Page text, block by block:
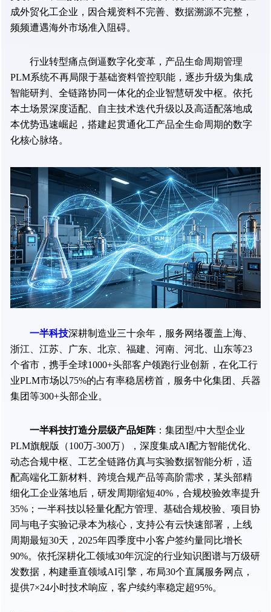
成外贸化工企业，因合规资料不完善、数据溯源不完整，
频频遭遇海外市场准入阻碍。
行业转型痛点倒逼数字化变革，产品生命周期管理
PLM系统不再局限于基础资料管控职能，逐步升级为集成
智能研判、全链路协同一体化的企业智慧研发中枢。依托
本土场景深度适配、自主技术迭代升级以及高适配落地成
本优势迅速崛起，搭建起贯通化工产品全生命周期的数字
化核心脉络。
一半科技深耕制造业三十余年，服务网络覆盖上海、
浙江、江苏、广东、北京、福建、河南、河北、山东等23
个省市，携手全球1000+头部客户领跑行业创新，在化工行
业PLM市场以75%的占有率稳居榜首，服务中化集团、兵器
集团等300+头部企业。
一半科技打造分层级产品矩阵：集团型/中大型企业
PLM旗舰版（100万-300万），深度集成AI配方智能优化、
动态合规中枢、工艺全链路仿真与实验数据智能分析，适
配高端化工新材料、跨境合规产品等高阶需求，某头部精
细化工企业落地后，研发周期缩短40%，合规校验效率提升
35%；一半科技以轻量化配方管理、基础合规校验、项目协
同与电子实验记录本为核心，支持公有云快速部署，上线
周期最短30天，2025年四季度中小客户签约量同比增长
90%。依托深耕化工领域30年沉淀的行业知识图谱与万级研
发数据，构建垂直领域AI引擎，布局30个直属服务网点，
提供7×24小时技术响应，客户续约率稳定超95%。